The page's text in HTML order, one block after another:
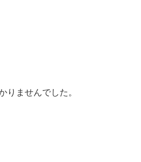
りませんでした。